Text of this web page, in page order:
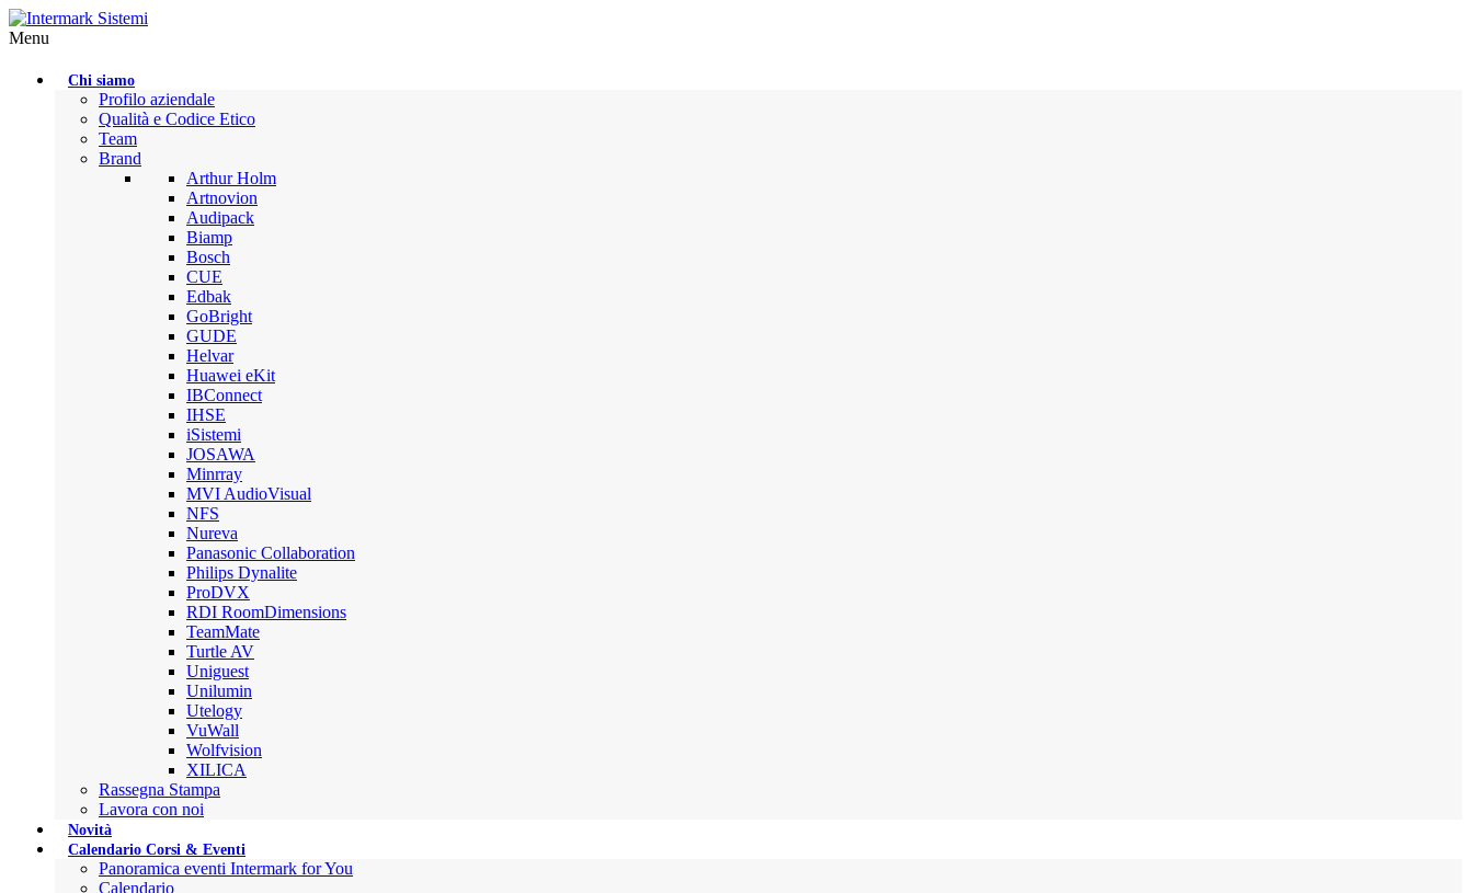
Menu
Chi siamo
Profilo aziendale
Qualità e Codice Etico
Team
Brand
Arthur Holm
Artnovion
Audipack
Biamp
Bosch
CUE
Edbak
GoBright
GUDE
Helvar
Huawei eKit
IBConnect
IHSE
iSistemi
JOSAWA
Minrray
MVI AudioVisual
NFS
Nureva
Panasonic Collaboration
Philips Dynalite
ProDVX
RDI RoomDimensions
TeamMate
Turtle AV
Uniguest
Unilumin
Utelogy
VuWall
Wolfvision
XILICA
Rassegna Stampa
Lavora con noi
Novità
Calendario Corsi & Eventi
Panoramica eventi Intermark for You
Calendario